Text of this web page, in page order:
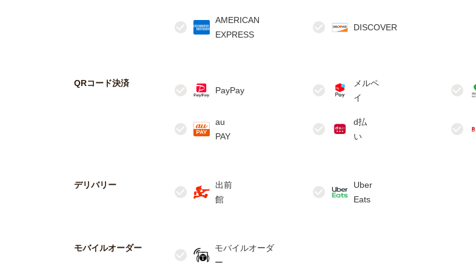
AMERICAN
EXPRESS
QRコード決済
PayPay
メルペ
au
PAY
d払
い
デリバリー
出前
館
Uber
Eats
モバイルオーダー
モバイルオーダ